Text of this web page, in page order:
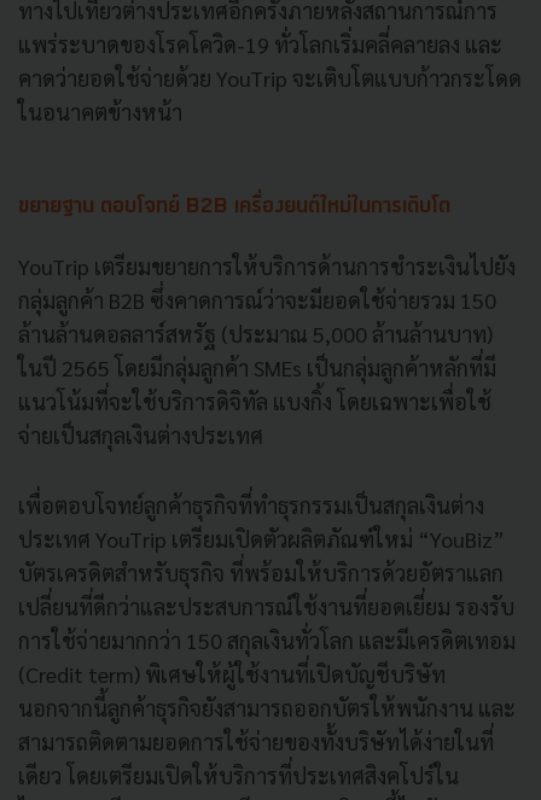
ทางไปเที่ยวต่างประเทศอีกครั้งภายหลังสถานการณ์การ
แพร่ระบาดของโรคโควิด-19 ทั่วโลกเริ่มคลี่คลายลง และ
คาดว่ายอดใช้จ่ายด้วย YouTrip จะเติบโตแบบก้าวกระโดด
ในอนาคตข้างหน้า
ขยายฐาน ตอบโจทย์ B2B เครื่องยนต์ใหม่ในการเติบโต
YouTrip เตรียมขยายการให้บริการด้านการชำระเงินไปยัง
กลุ่มลูกค้า B2B ซึ่งคาดการณ์ว่าจะมียอดใช้จ่ายรวม 150
ล้านล้านดอลลาร์สหรัฐ (ประมาณ 5,000 ล้านล้านบาท)
ในปี 2565 โดยมีกลุ่มลูกค้า SMEs เป็นกลุ่มลูกค้าหลักที่มี
แนวโน้มที่จะใช้บริการดิจิทัล แบงกิ้ง โดยเฉพาะเพื่อใช้
จ่ายเป็นสกุลเงินต่างประเทศ
เพื่อตอบโจทย์ลูกค้าธุรกิจที่ทำธุรกรรมเป็นสกุลเงินต่าง
ประเทศ YouTrip เตรียมเปิดตัวผลิตภัณฑ์ใหม่ “YouBiz”
บัตรเครดิตสำหรับธุรกิจ ที่พร้อมให้บริการด้วยอัตราแลก
เปลี่ยนที่ดีกว่าและประสบการณ์ใช้งานที่ยอดเยี่ยม รองรับ
การใช้จ่ายมากกว่า 150 สกุลเงินทั่วโลก และมีเครดิตเทอม
(Credit term) พิเศษให้ผู้ใช้งานที่เปิดบัญชีบริษัท
นอกจากนี้ลูกค้าธุรกิจยังสามารถออกบัตรให้พนักงาน และ
สามารถติดตามยอดการใช้จ่ายของทั้งบริษัทได้ง่ายในที่
เดียว โดยเตรียมเปิดให้บริการที่ประเทศสิงคโปร์ใน